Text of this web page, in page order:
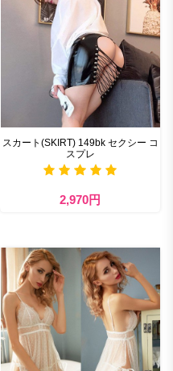
スカート(SKIRT) 149bk セクシー コ
スプレ
2,970円